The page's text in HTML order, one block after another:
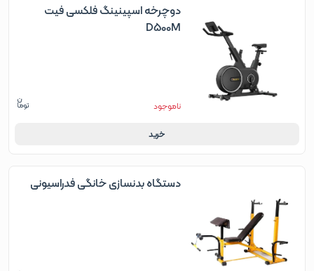
دوچرخه اسپینینگ فلکسی فیت
D500M
ناموجود
خرید
دستگاه بدنسازی خانگی فدراسیونی